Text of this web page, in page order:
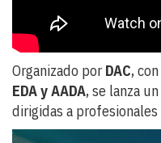
Organizado por DAC,
EDA y AADA, se lanza
dirigidas a